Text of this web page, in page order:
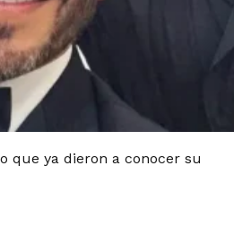
que ya dieron a conocer su